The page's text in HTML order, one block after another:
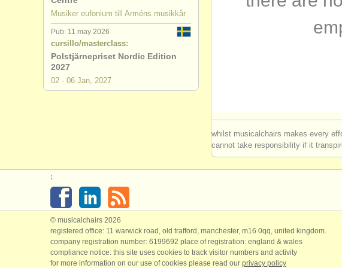
degree courses:
degree courses: baritone
whilst musicalchairs makes every
cannot take responsibility if it
Musiker eufonium till Arméns musikkår
Pub: 11 may 2026
cursillo/masterclass:
Polstjärnepriset Nordic Edition
2027
02 - 06 Jan, 2027
:
© musicalchairs 2026
registered office: 11 warwick road, old trafford, manchester, m16 0qq, united kingdom.
company registration number: ​6199692 place of registration: england & wales
compliance notice: ​this site uses cookies to track visitor numbers and activity
for more information on our use of cookies please read our privacy policy